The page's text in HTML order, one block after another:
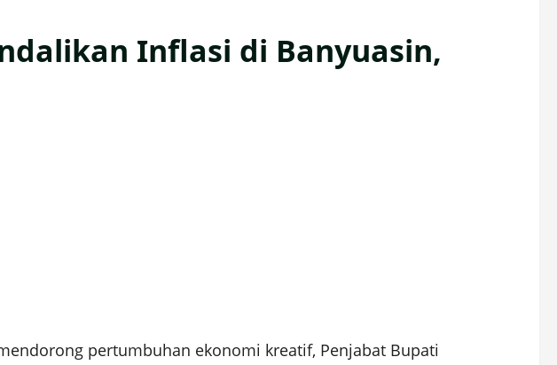
Inflasi di Banyuasin,
pertumbuhan ekonomi kreatif, Penjabat Bupati